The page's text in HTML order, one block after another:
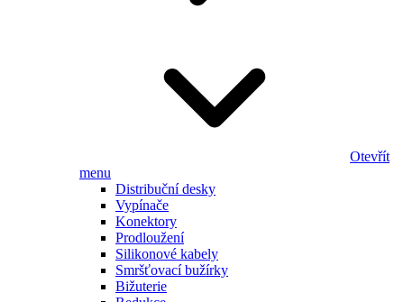
Otevřít
menu
Distribuční desky
Vypínače
Konektory
Prodloužení
Silikonové kabely
Smršťovací bužírky
Bižuterie